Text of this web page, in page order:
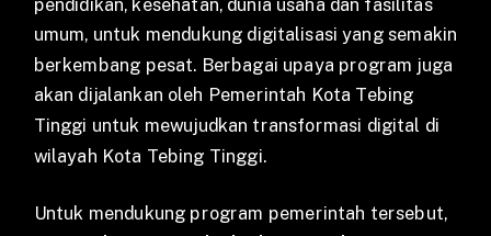
pendidikan, kesehatan, dunia usaha dan fasilitas
umum, untuk mendukung digitalisasi yang semakin
berkembang pesat. Berbagai upaya program juga
akan dijalankan oleh Pemerintah Kota Tebing
Tinggi untuk mewujudkan transformasi digital di
wilayah Kota Tebing Tinggi.
Untuk mendukung program pemerintah tersebut,